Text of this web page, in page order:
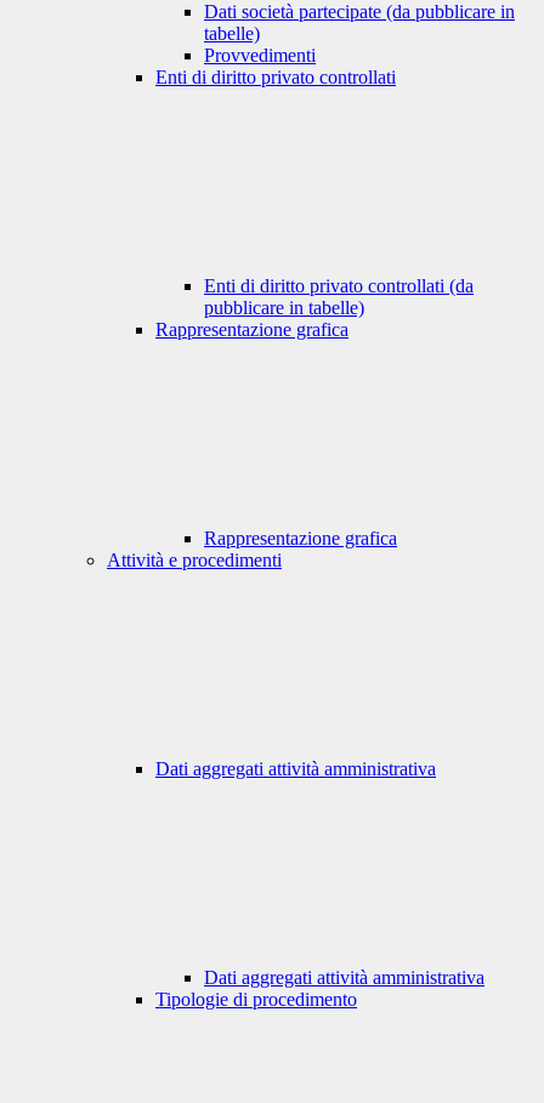
Dati società partecipate (da pubblicare in
tabelle)
Provvedimenti
Enti di diritto privato controllati
Enti di diritto privato controllati (da
pubblicare in tabelle)
Rappresentazione grafica
Rappresentazione grafica
Attività e procedimenti
Dati aggregati attività amministrativa
Dati aggregati attività amministrativa
Tipologie di procedimento